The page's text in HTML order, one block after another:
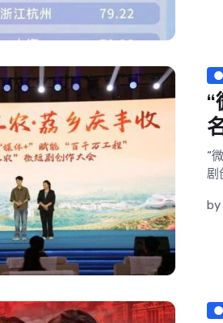
“
剧